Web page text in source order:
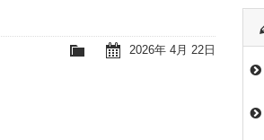
2026年 4月 22日